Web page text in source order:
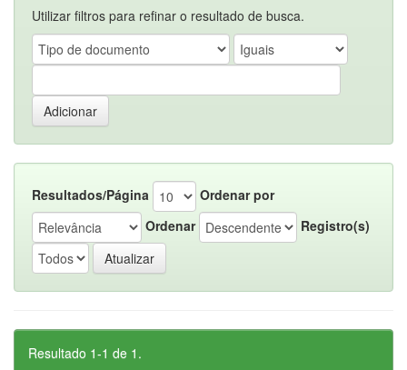
Utilizar filtros para refinar o resultado de busca.
Resultados/Página
Ordenar por
Ordenar
Registro(s)
Resultado 1-1 de 1.